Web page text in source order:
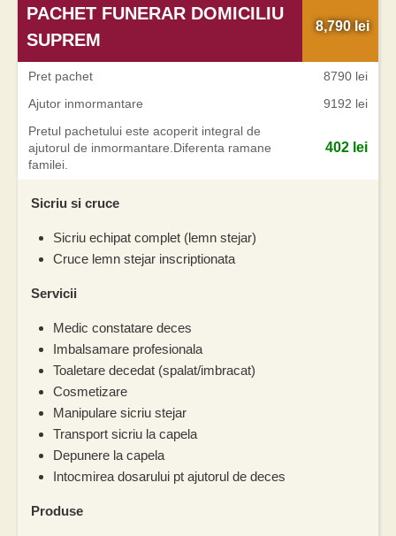
PACHET FUNERAR DOMICILIU
SUPREM
8,790lei
Pret pachet
8790 lei
Ajutor inmormantare
9192 lei
Pretul pachetului este acoperit integral de
ajutorul de inmormantare.Diferenta ramane
familei.
402 lei
Sicriu si cruce
Sicriu echipat complet (lemn stejar)
Cruce lemn stejar inscriptionata
Servicii
Medic constatare deces
Imbalsamare profesionala
Toaletare decedat (spalat/imbracat)
Cosmetizare
Manipulare sicriu stejar
Transport sicriu la capela
Depunere la capela
Intocmirea dosarului pt ajutorul de deces
Produse